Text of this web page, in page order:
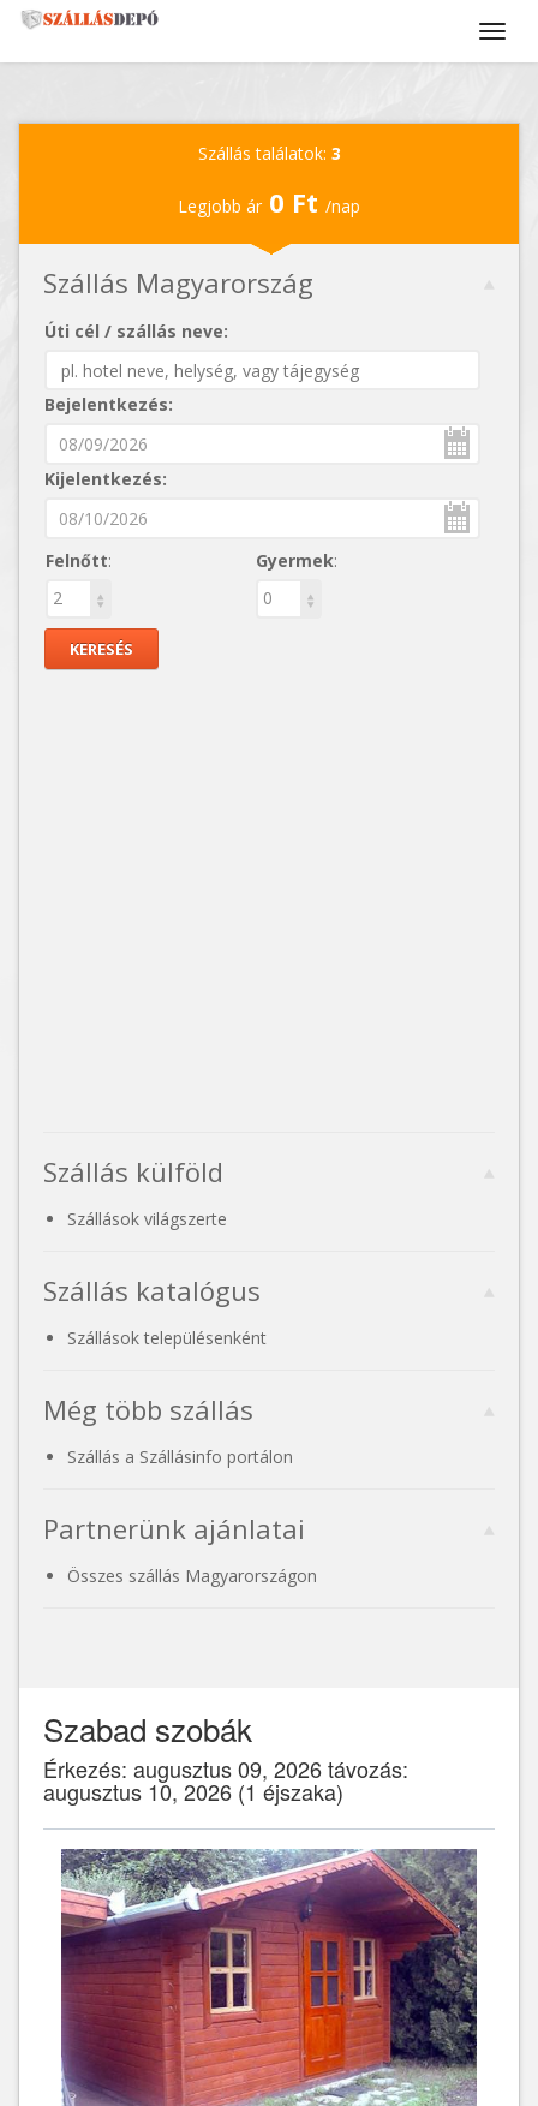
Szállás találatok: 3
Legjobb ár 0 Ft /nap
Szállás Magyarország
Úti cél / szállás neve:
Bejelentkezés:
Kijelentkezés:
Felnőtt: Gyermek:
Szállás külföld
Szállások világszerte
Szállás katalógus
Szállások településenként
Még több szállás
Szállás a Szállásinfo portálon
Partnerünk ajánlatai
Összes szállás Magyarországon
Szabad szobák
Érkezés: augusztus 09, 2026 távozás:
augusztus 10, 2026 (1 éjszaka)